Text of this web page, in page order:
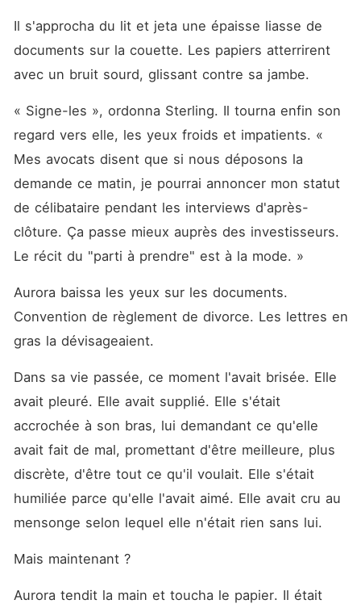
Il s'approcha du lit et jeta une épaisse liasse de
documents sur la couette. Les papiers atterrirent
avec un bruit sourd, glissant contre sa jambe.
« Signe-les », ordonna Sterling. Il tourna enfin son
regard vers elle, les yeux froids et impatients. «
Mes avocats disent que si nous déposons la
demande ce matin, je pourrai annoncer mon statut
de célibataire pendant les interviews d'après-
clôture. Ça passe mieux auprès des investisseurs.
Le récit du "parti à prendre" est à la mode. »
Aurora baissa les yeux sur les documents.
Convention de règlement de divorce. Les lettres en
gras la dévisageaient.
Dans sa vie passée, ce moment l'avait brisée. Elle
avait pleuré. Elle avait supplié. Elle s'était
accrochée à son bras, lui demandant ce qu'elle
avait fait de mal, promettant d'être meilleure, plus
discrète, d'être tout ce qu'il voulait. Elle s'était
humiliée parce qu'elle l'avait aimé. Elle avait cru au
mensonge selon lequel elle n'était rien sans lui.
Mais maintenant ?
Aurora tendit la main et toucha le papier. Il était